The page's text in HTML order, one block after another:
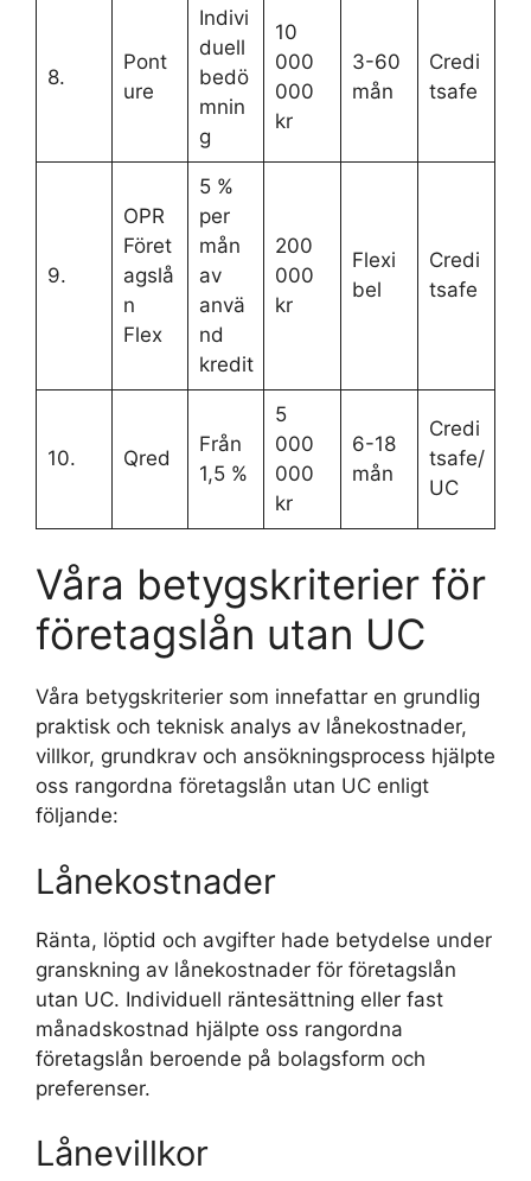
8.
Pont
ure
Indivi
duell
bedö
mnin
g
10
000
000
kr
3-60
mån
Credi
tsafe
9.
OPR
Föret
agslå
n
Flex
5 %
per
mån
av
anvä
nd
kredit
200
000
kr
Flexi
bel
Credi
tsafe
10. Qred
Från
1,5 %
5
000
000
kr
6-18
mån
Credi
tsafe/
UC
Våra betygskriterier för
företagslån utan UC
Våra betygskriterier som innefattar en grundlig
praktisk och teknisk analys av lånekostnader,
villkor, grundkrav och ansökningsprocess hjälpte
oss rangordna företagslån utan UC enligt
följande:
Lånekostnader
Ränta, löptid och avgifter hade betydelse under
granskning av lånekostnader för företagslån
utan UC. Individuell räntesättning eller fast
månadskostnad hjälpte oss rangordna
företagslån beroende på bolagsform och
preferenser.
Lånevillkor